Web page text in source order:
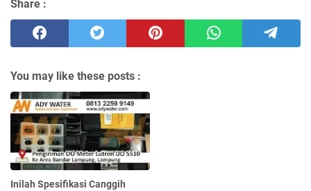
Share :
You may like these posts :
Inilah Spesifikasi Canggih